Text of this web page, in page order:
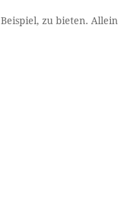
zu bieten. Allein